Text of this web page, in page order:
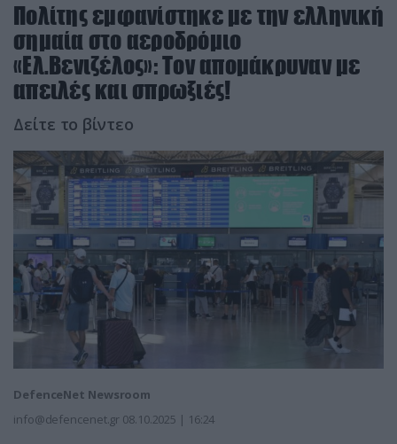
Πολίτης εμφανίστηκε με την ελληνική
σημαία στο αεροδρόμιο
«Ελ.Βενιζέλος»: Τον απομάκρυναν με
απειλές και σπρωξιές!
Δείτε το βίντεο
DefenceNet Newsroom
info@defencenet.gr 08.10.2025 | 16:24